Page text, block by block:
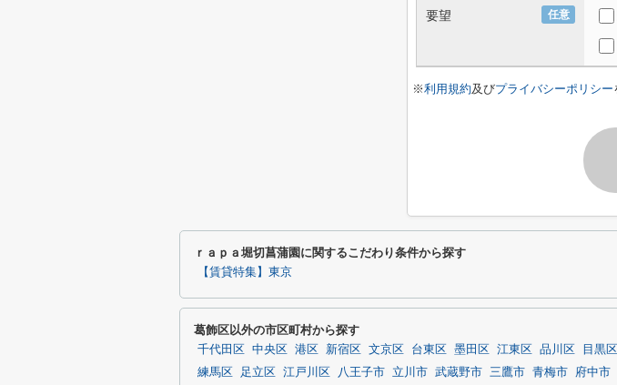
任意
要望
※利用規約及びプライバシーポリシー
ｒａｐａ堀切菖蒲園に関するこだわり条件から探す
【賃貸特集】東京
葛飾区以外の市区町村から探す
千代田区 中央区 港区 新宿区 文京区 台東区 墨田区 江東区 品川区 目黒区
練馬区
足立区 江戸川区 八王子市 立川市 武蔵野市 三鷹市 青梅市 府中市